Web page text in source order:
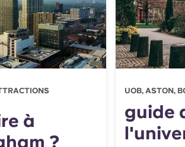
à
?
UOB, ASTON,
guide